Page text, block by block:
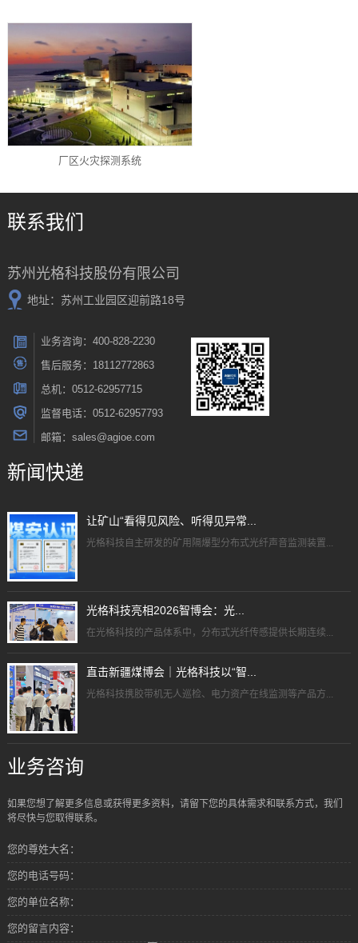
厂区火灾探测系统
联系我们
苏州光格科技股份有限公司
地址：苏州工业园区迎前路18号
业务咨询：400-828-2230
售后服务：18112772863
总机：0512-62957715
监督电话：0512-62957793
邮箱：sales@agioe.com
新闻快递
让矿山“看得见风险、听得见异常...
光格科技自主研发的矿用隔爆型分布式光纤声音监测装置...
光格科技亮相2026智博会：光...
在光格科技的产品体系中，分布式光纤传感提供长期连续...
直击新疆煤博会｜光格科技以“智...
光格科技携胶带机无人巡检、电力资产在线监测等产品方...
业务咨询
如果您想了解更多信息或获得更多资料，请留下您的具体需求和联系方式，我们
将尽快与您取得联系。
您的尊姓大名：
您的电话号码：
您的单位名称：
您的留言内容：